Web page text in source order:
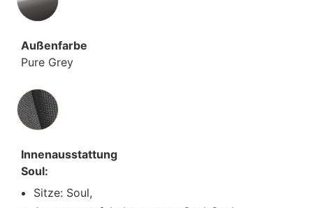
Außenfarbe
Pure Grey
Innenausstattung
Innenausstattung
Soul:
Sitze: Soul,